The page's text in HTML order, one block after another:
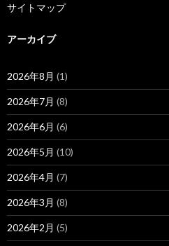
サイトマップ
アーカイブ
2026年8月 (1)
2026年7月 (8)
2026年6月 (6)
2026年5月 (10)
2026年4月 (7)
2026年3月 (8)
2026年2月 (5)